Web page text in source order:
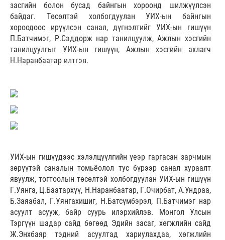
засгийн болон бусад байнгын хороонд шилжүүлсэн
байдаг. Төсөлтэй холбогдуулан УИХ-ын байнгын
хороодоос ирүүлсэн санал, дүгнэлтийг УИХ-ын гишүүн
П.Батчимэг, Р.Сэддорж нар танилцуулж, Ажлын хэсгийн
танилцуулгыг УИХ-ын гишүүн, Ажлын хэсгийн ахлагч
Н.Наранбаатар илтгэв.
УИХ-ын гишүүдээс хэлэлцүүлгийн үеэр гаргасан зарчмын
зөрүүтэй саналын томьёолол тус бүрээр санал хураалт
явуулж, тогтоолын төсөлтэй холбогдуулан УИХ-ын гишүүн
Г.Уянга, Ц.Баатархүү, Н.Наранбаатар, Г.Очирбат, А.Ундраа,
Б.Заяабал, Г.Уянгахишиг, Н.Батсүмбэрэл, П.Батчимэг нар
асуулт асууж, байр суурь илэрхийлэв. Монгол Улсын
Тэргүүн шадар сайд бөгөөд Эдийн засаг, хөгжлийн сайд
Ж.Энхбаяр тэдний асуултад хариулахдаа, хөгжлийн